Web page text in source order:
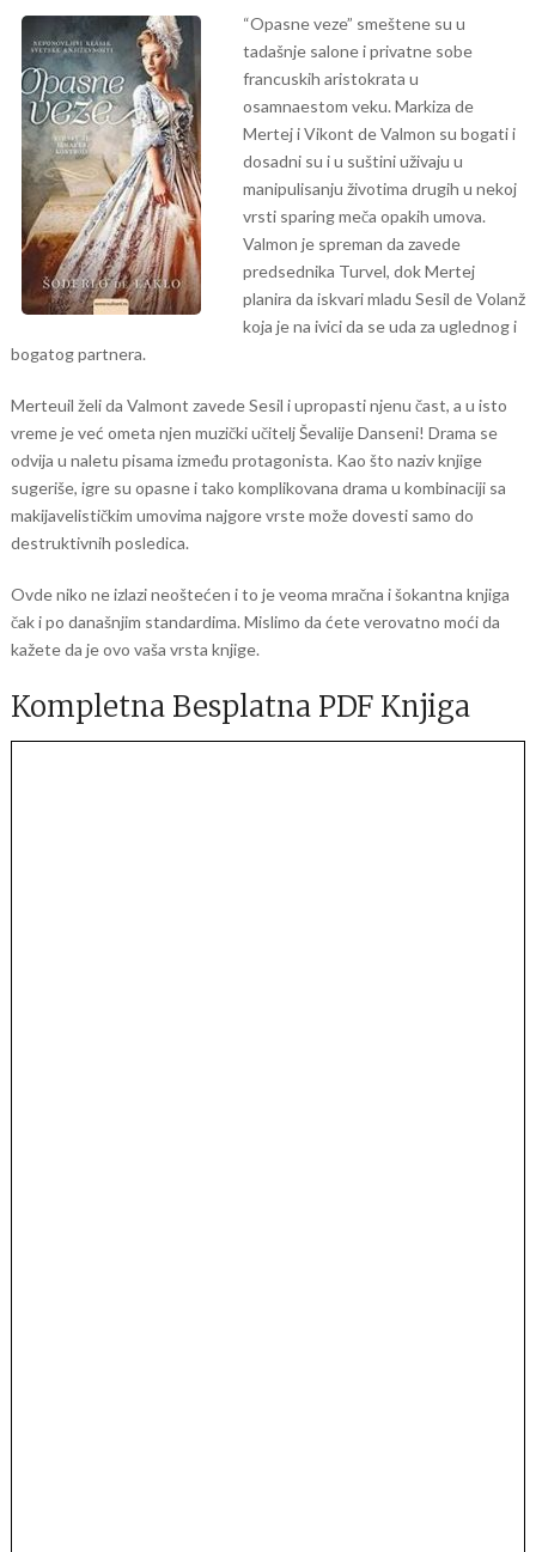
“Opasne veze” smeštene su u
tadašnje salone i privatne sobe
francuskih aristokrata u
osamnaestom veku. Markiza de
Mertej i Vikont de Valmon su bogati i
dosadni su i u suštini uživaju u
manipulisanju životima drugih u nekoj
vrsti sparing meča opakih umova.
Valmon je spreman da zavede
predsednika Turvel, dok Mertej
planira da iskvari mladu Sesil de Volanž
koja je na ivici da se uda za uglednog i
bogatog partnera.
Merteuil želi da Valmont zavede Sesil i upropasti njenu čast, a u isto
vreme je već ometa njen muzički učitelj Ševalije Danseni! Drama se
odvija u naletu pisama između protagonista. Kao što naziv knjige
sugeriše, igre su opasne i tako komplikovana drama u kombinaciji sa
makijavelističkim umovima najgore vrste može dovesti samo do
destruktivnih posledica.
Ovde niko ne izlazi neoštećen i to je veoma mračna i šokantna knjiga
čak i po današnjim standardima. Mislimo da ćete verovatno moći da
kažete da je ovo vaša vrsta knjige.
Kompletna Besplatna PDF Knjiga